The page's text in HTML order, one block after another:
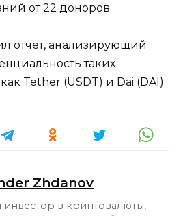
от 22 доноров.
отчет, анализирующий
таких
Tether (USDT) и Dai (DAI).
Zhdanov
инвестор в криптовалюты,